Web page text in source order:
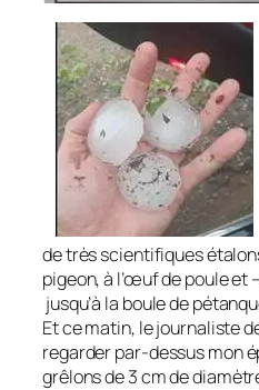
de très scientifiques
pigeon, à l’œuf de poule et
jusqu’à la boule de
Et ce matin, le journaliste
regarder par-des­sus mon
grêlons de 3 cm de